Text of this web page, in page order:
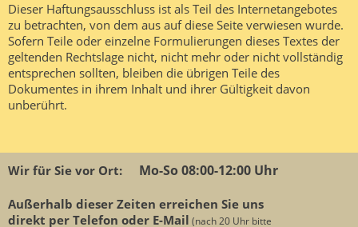
Dieser Haftungsausschluss ist als Teil des Internetangebotes
zu betrachten, von dem aus auf diese Seite verwiesen wurde.
Sofern Teile oder einzelne Formulierungen dieses Textes der
geltenden Rechtslage nicht, nicht mehr oder nicht vollständig
entsprechen sollten, bleiben die übrigen Teile des
Dokumentes in ihrem Inhalt und ihrer Gültigkeit davon
unberührt.
Wir für Sie vor Ort: Mo-So 08:00-12:00 Uhr
Außerhalb dieser Zeiten erreichen Sie uns
direkt per Telefon oder E-Mail (nach 20 Uhr bitte